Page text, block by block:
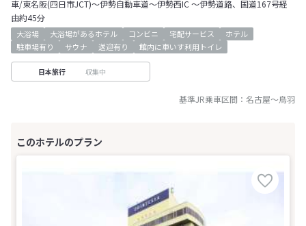
車/東名阪(四日市JCT)～伊勢自動車道～伊勢西IC ～伊勢道路、国道167号経
由約45分
大浴場 大浴場があるホテル コンビニ 宅配サービス
ホテル
駐車場有り
サウナ 送迎有り 館内に車いす利用トイレ
日本旅行 収集中
基準JR乗車区間： 名古屋～鳥羽